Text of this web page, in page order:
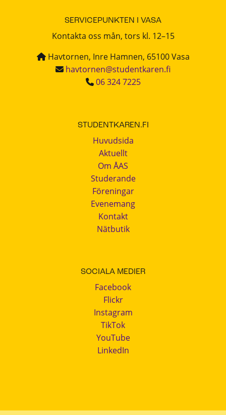
SERVICEPUNKTEN I VASA
Kontakta oss mån, tors kl. 12–15
Havtornen, Inre Hamnen, 65100 Vasa
havtornen@studentkaren.fi
06 324 7225
STUDENTKAREN.FI
Huvudsida
Aktuellt
Om ÅAS
Studerande
Föreningar
Evenemang
Kontakt
Nätbutik
SOCIALA MEDIER
Facebook
Flickr
Instagram
TikTok
YouTube
LinkedIn